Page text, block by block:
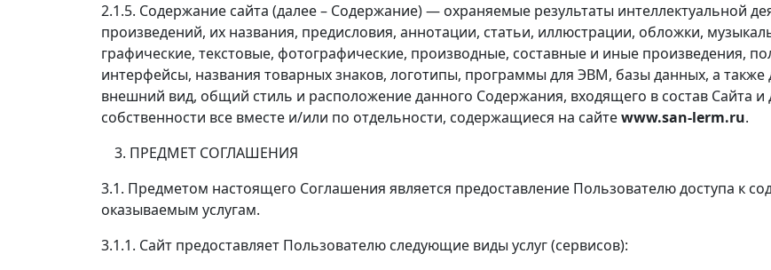
2.1.5. Содержание сайта (далее – Содержание) — охраняемые результаты интеллектуальной
произведений, их названия, предисловия, аннотации, статьи, иллюстрации, обложки,
графические, текстовые, фотографические, производные, составные и иные произведения,
интерфейсы, названия товарных знаков, логотипы, программы для ЭВМ, базы данных, а также
внешний вид, общий стиль и расположение данного Содержания, входящего в состав Сайта и
собственности все вместе и/или по отдельности, содержащиеся на сайтеwww.san-lerm.ru.
ПРЕДМЕТ СОГЛАШЕНИЯ
3.1. Предметом настоящего Соглашения является предоставление Пользователю доступа к
оказываемым услугам.
3.1.1. Сайт предоставляет Пользователю следующие виды услуг (сервисов):